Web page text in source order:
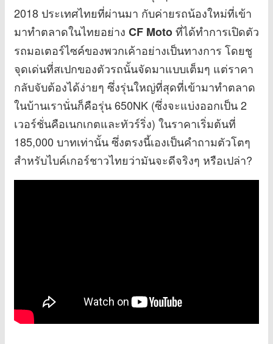
2018 ประเทศไทยที่ผ่านมา กับค่ายรถน้องใหม่ที่เข้า
มาทำตลาดในไทยอย่าง CF Motoที่ได้ทำการเปิดตัว
รถมอเตอร์ไซค์ของพวกเค้าอย่างเป็นทางการ โดยชู
จุดเด่นที่สเปกของตัวรถนั้นจัดมาแบบเต็มๆ แต่ราคา
กลับจับต้องได้ง่ายๆ ซึ่งรุ่นใหญ่ที่สุดที่เข้ามาทำตลาด
ในบ้านเรานั่นก็คือรุ่น 650NK (ซึ่งจะแบ่งออกเป็น 2
เวอร์ชั่นคือเนกเกตและทัวร์ริ่ง) ในราคาเริ่มต้นที่
185,000 บาทเท่านั้น ซึ่งตรงนี้เองเป็นคำถามตัวโตๆ
สำหรับไบค์เกอร์ชาวไทยว่ามันจะดีจริงๆ หรือเปล่า?